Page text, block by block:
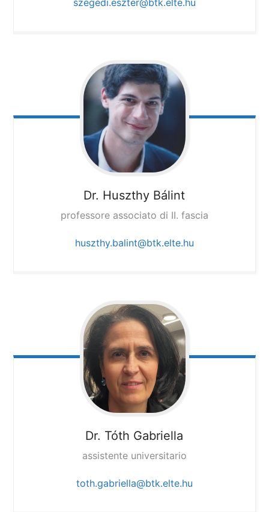
szegedi.eszter@btk.elte.hu
Dr. Huszthy Bálint
professore associato di II. fascia
huszthy.balint@btk.elte.hu
Dr. Tóth Gabriella
assistente universitario
toth.gabriella@btk.elte.hu